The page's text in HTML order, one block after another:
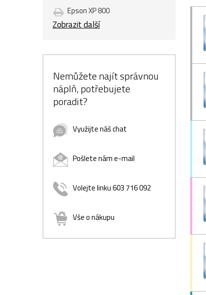
Epson XP 800
Zobrazit další
Nemůžete najít správnou
náplň, potřebujete
poradit?
Využijte náš chat
Pošlete nám e-mail
Volejte linku 603 716 092
Vše o nákupu